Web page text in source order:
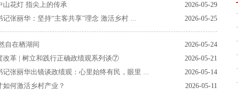
2026-05-29
山花灯 指尖上的传承
2026-05-25
张丽华：坚持“主客共享”理念 激活乡村 ...
2026-05-24
自在栖湖间
2026-05-21
改革 | 树立和践行正确政绩观系列谈⑦
2026-05-14
记张丽华出镜谈政绩观：心里始终有民，眼里 ...
2026-05-11
如何激活乡村产业？
·
·
·
·
·
·